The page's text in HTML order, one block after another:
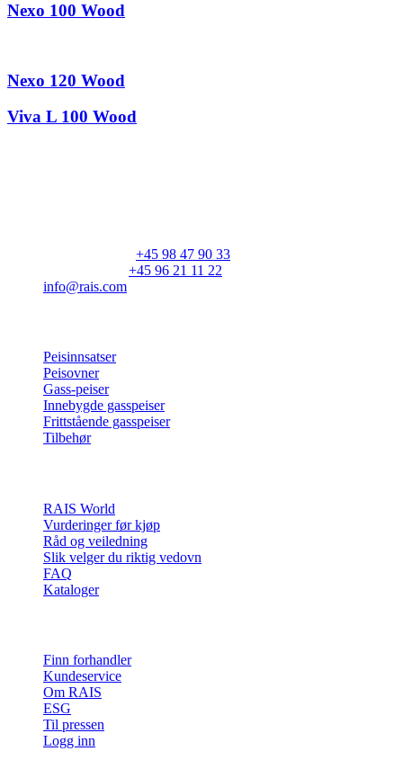
Nexo 100 Wood
Nexo 120 Wood
Viva L 100 Wood
+45 98 47 90 33
+45 96 21 11 22
info@rais.com
Peisinnsatser
Peisovner
Gass-peiser
Innebygde gasspeiser
Frittstående gasspeiser
Tilbehør
RAIS World
Vurderinger før kjøp
Råd og veiledning
Slik velger du riktig vedovn
FAQ
Kataloger
Finn forhandler
Kundeservice
Om RAIS
ESG
Til pressen
Logg inn